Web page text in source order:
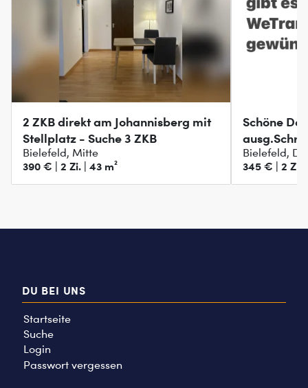
2 ZKB direkt am Johannisberg mit
Stellplatz - Suche 3 ZKB
Bielefeld, Mitte
390 € | 2 Zi. | 43 m²
Schöne
Bielefeld,
345 € | 2 Zi.
DU BEI UNS
Startseite
Suche
Login
Passwort vergessen